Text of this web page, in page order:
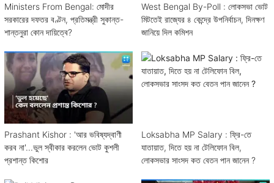
Ministers From Bengal: মোদীর
সরকারের দফতর বণ্টন, প্রতিমন্ত্রী সুকান্ত-
শান্তনুরা কোন দায়িত্বে?
West Bengal By-Poll : লোকসভা ভোট
মিটতেই রাজ্যের ৪ কেন্দ্রে উপনির্বাচন, দিনক্ষণ
জানিয়ে দিল কমিশন
Prashant Kishor : 'আর ভবিষ্যদ্বাণী
করব না'...ভুল স্বীকার করলেন ভোট কুশলী
প্রশান্ত কিশোর
Loksabha MP Salary : ফ্রি-তে
যাতায়াত, দিতে হয় না টেলিফোন বিল,
লোকসভার সাংসদ কত বেতন পান জানেন ?